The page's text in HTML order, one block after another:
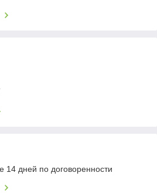
14 дней по договоренности